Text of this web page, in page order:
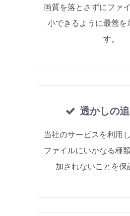
画質を落とさずにファ
小できるように最善を
す。
透かしの
当社のサービスを利用
ファイルにいかなる種
加されないことを保